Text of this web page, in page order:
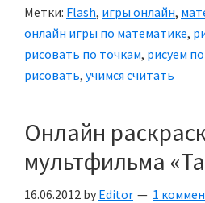
Метки: Flash, игры онлайн,
онлайн игры по математике,
рисовать по точкам, рисуем
рисовать, учимся считать
Онлайн
мультфильма
16.06.2012 by Editor 1